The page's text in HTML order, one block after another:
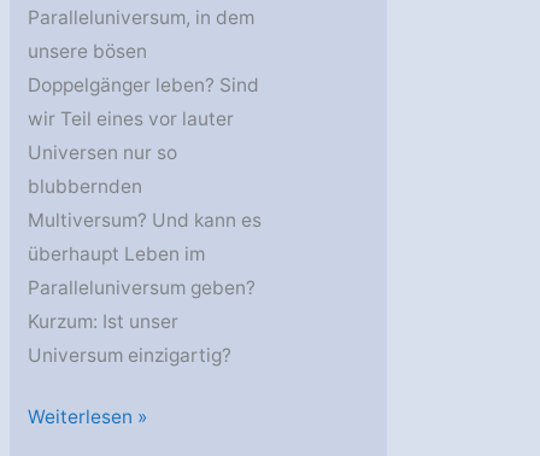
Paralleluniversum, in dem
unsere bösen
Doppelgänger leben? Sind
wir Teil eines vor lauter
Universen nur so
blubbernden
Multiversum? Und kann es
überhaupt Leben im
Paralleluniversum geben?
Kurzum: Ist unser
Universum einzigartig?
AstroGeo
Weiterlesen »